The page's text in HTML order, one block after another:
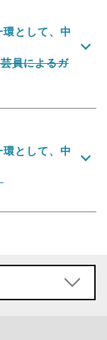
として、中
員によるガ
として、中